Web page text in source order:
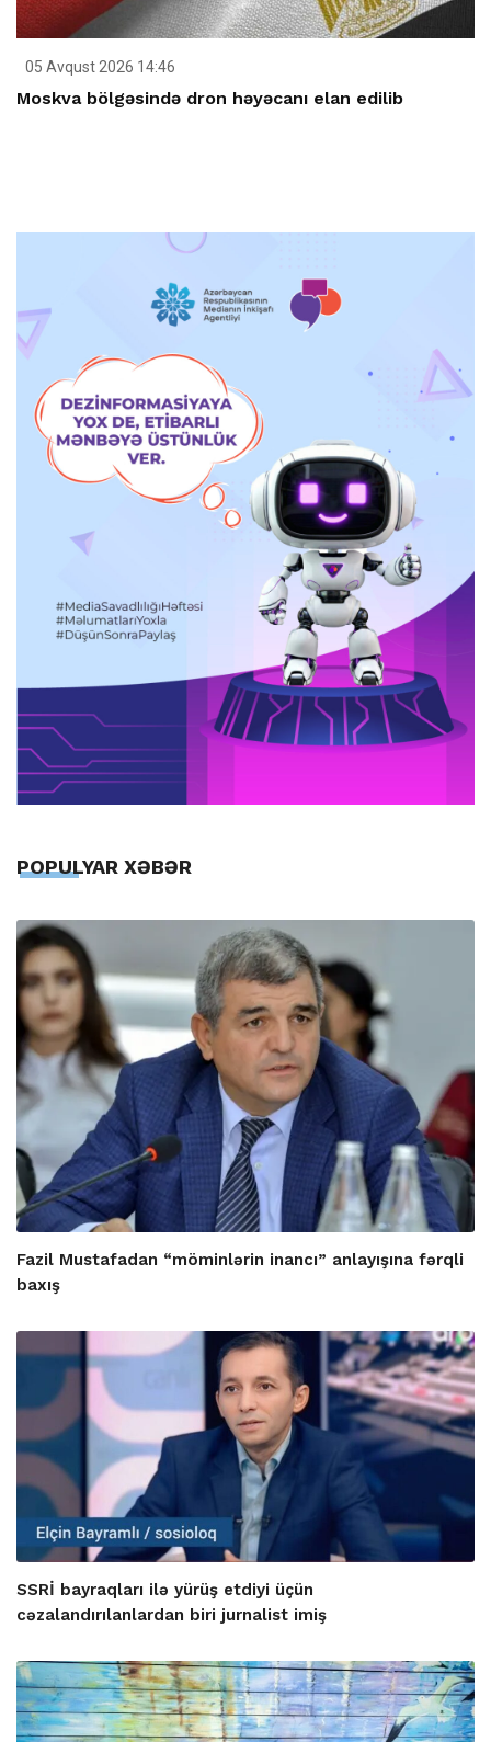
05 Avqust 2026 14:46
Moskva bölgəsində dron həyəcanı elan edilib
POPULYAR XƏBƏR
Fazil Mustafadan “möminlərin inancı” anlayışına fərqli
baxış
SSRİ bayraqları ilə yürüş etdiyi üçün
cəzalandırılanlardan biri jurnalist imiş